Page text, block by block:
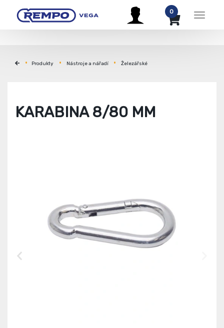
Menu
0
Produkty Nástroje a nářadí Železářské
KARABINA 8/80 MM